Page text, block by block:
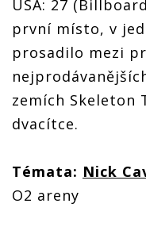
USA: 27
první místo, v
prosadilo mezi
zemích Skeleton
dvacítce.
Témata: Nick
O2 areny